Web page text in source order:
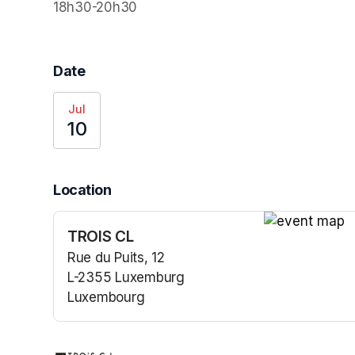
18h30-20h30
Date
Jul
10
Location
TROIS CL
Rue du Puits, 12
L-2355 Luxemburg
Luxembourg